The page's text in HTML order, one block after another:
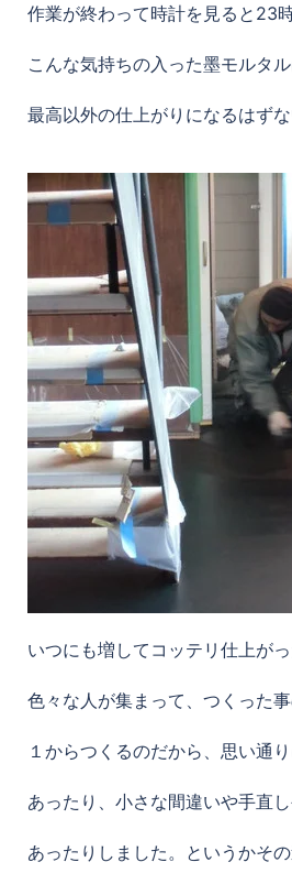
作業が終わって時計を見ると23
こんな気持ちの入った墨モルタル
最高以外の仕上がりになるはずな
いつにも増してコッテリ仕上がっ
色々な人が集まって、つくった
１からつくるのだから、思い通
あったり、小さな間違いや手直
あったりしました。というかその